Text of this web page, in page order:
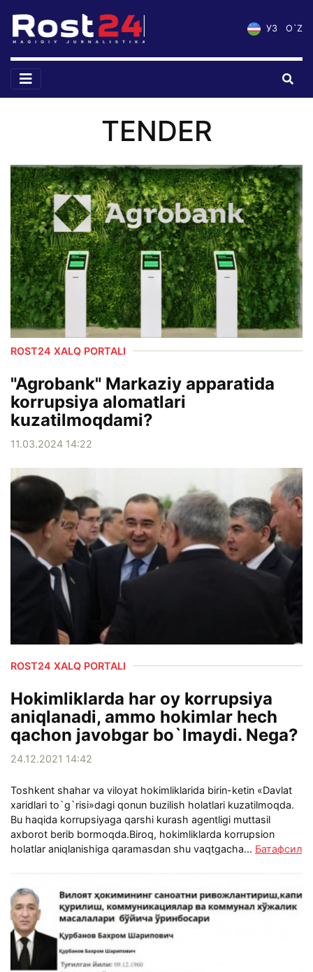
УЗ O`Z
TENDER
ROST24 XALQ PORTALI
"Agrobank" Markaziy apparatida
korrupsiya alomatlari
kuzatilmoqdami?
11.03.2024 14:22
ROST24 XALQ PORTALI
Hokimliklarda har oy korrupsiya
aniqlanadi, ammo hokimlar hech
qachon javobgar bo`lmaydi. Nega?
24.12.2021 14:42
Toshkent shahar va viloyat hokimliklarida birin-ketin «Davlat
xaridlari to`g`risi»dagi qonun buzilish holatlari kuzatilmoqda.
Bu haqida korrupsiyaga qarshi kurash agentligi muttasil
axborot berib bormoqda.Biroq, hokimliklarda korrupsion
holatlar aniqlanishiga qaramasdan shu vaqtgacha... Батафсил